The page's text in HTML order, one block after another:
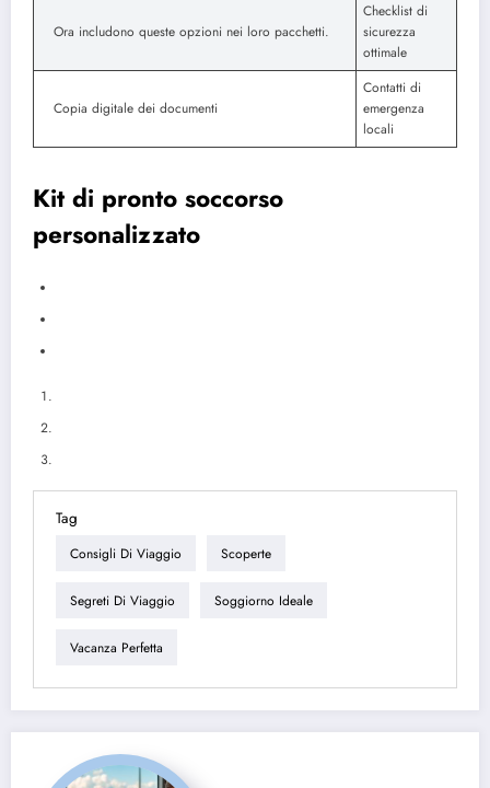
Ora includono queste opzioni nei loro pacchetti.
Checklist di
sicurezza
ottimale
Copia digitale dei documenti
Contatti di
emergenza
locali
Kit di pronto soccorso
personalizzato
Tag
Consigli Di Viaggio Scoperte
Segreti Di Viaggio Soggiorno Ideale
Vacanza Perfetta